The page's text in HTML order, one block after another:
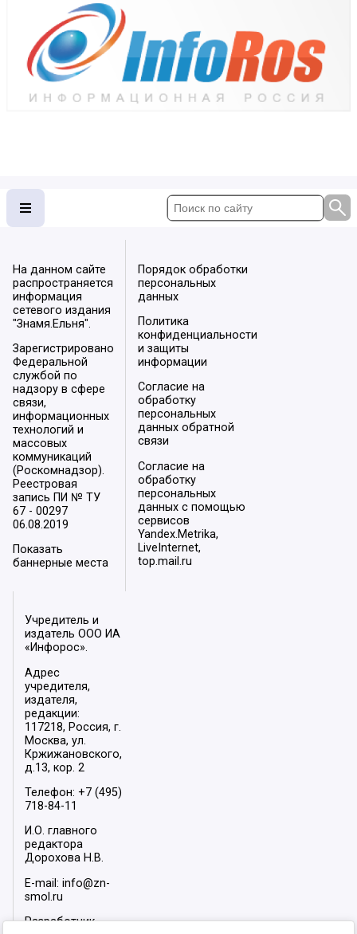
На данном сайте
распространяется
информация
сетевого издания
"Знамя.Ельня".
Зарегистрировано
Федеральной
службой по
надзору в сфере
связи,
информационных
технологий и
массовых
коммуникаций
(Роскомнадзор).
Реестровая
запись ПИ № ТУ
67 - 00297
06.08.2019
Показать
баннерные места
Порядок обработки
персональных
данных
Политика
конфиденциальности
и защиты
информации
Согласие на
обработку
персональных
данных обратной
связи
Согласие на
обработку
персональных
данных с помощью
сервисов
Yandex.Metrika,
LiveInternet,
top.mail.ru
Учредитель и
издатель ООО ИА
«Инфорос».
Адрес
учредителя,
издателя,
редакции:
117218, Россия, г.
Москва, ул.
Кржижановского,
д.13, кор. 2
Телефон: +7 (495)
718-84-11
И.О. главного
редактора
Дорохова Н.В.
E-mail: info@zn-
smol.ru
Разработчик